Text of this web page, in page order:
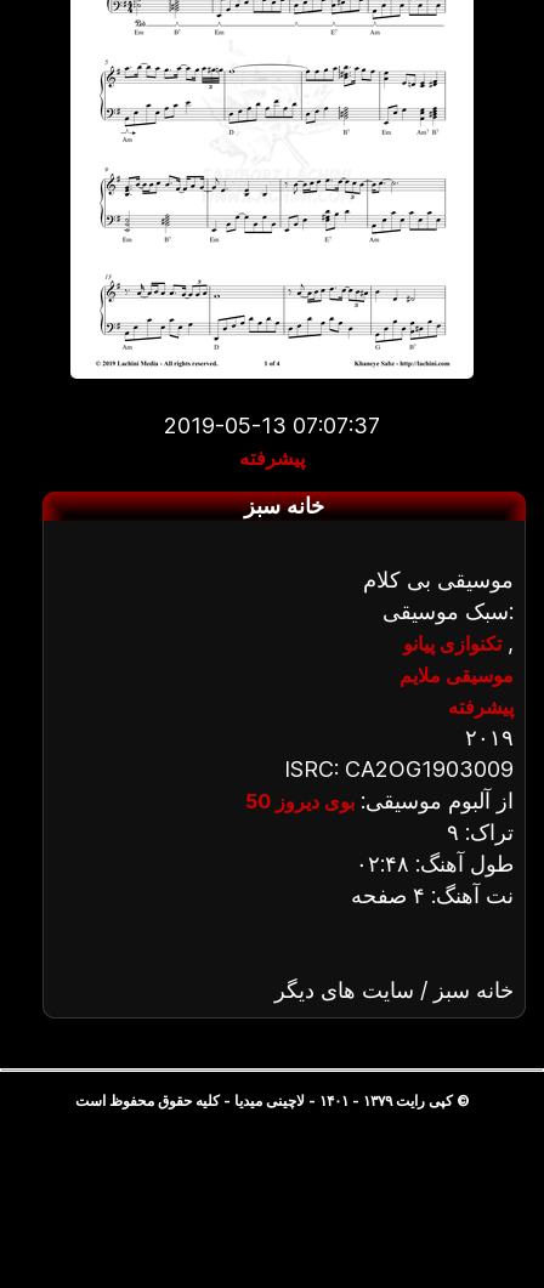
2019-05-13 07:07:37
پیشرفته
خانه سبز
موسیقی بی کلام
سبک موسیقی:
تکنوازی پیانو,
موسیقی ملایم
پیشرفته
۲۰۱۹
ISRC: CA2OG1903009
از آلبوم موسیقی: بوی دیروز 50
تراک: ۹
طول آهنگ: ۰۲:۴۸
نت آهنگ: ۴ صفحه
خانه سبز / سایت های دیگر
© کپی رایت ۱۳۷۹ - ۱۴۰۱ - لاچینی میدیا - کلیه حقوق محفوظ است